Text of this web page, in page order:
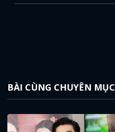
BÀI CÙNG CHUYÊN MỤC